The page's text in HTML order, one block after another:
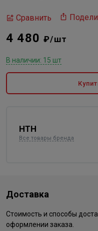
Сравнить
4 480₽/шт
В наличии: 15 шт
HTH
Все товары бренда
Доставка
Стоимость и способы
оформлении заказа.